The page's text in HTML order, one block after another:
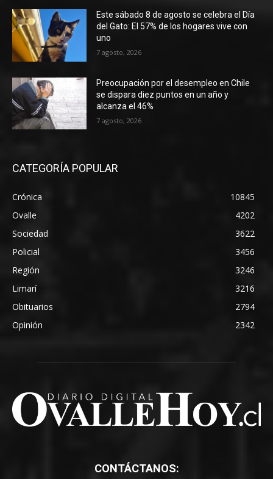
Este sábado 8 de agosto se celebra el Día
del Gato: El 57% de los hogares vive con
uno
7 agosto, 2026
Preocupación por el desempleo en Chile
se dispara diez puntos en un año y
alcanza el 46%
7 agosto, 2026
CATEGORÍA POPULAR
Crónica
10845
Ovalle
4202
Sociedad
3622
Policial
3456
Región
3246
Limarí
3216
Obituarios
2794
Opinión
2342
CONTÁCTANOS: